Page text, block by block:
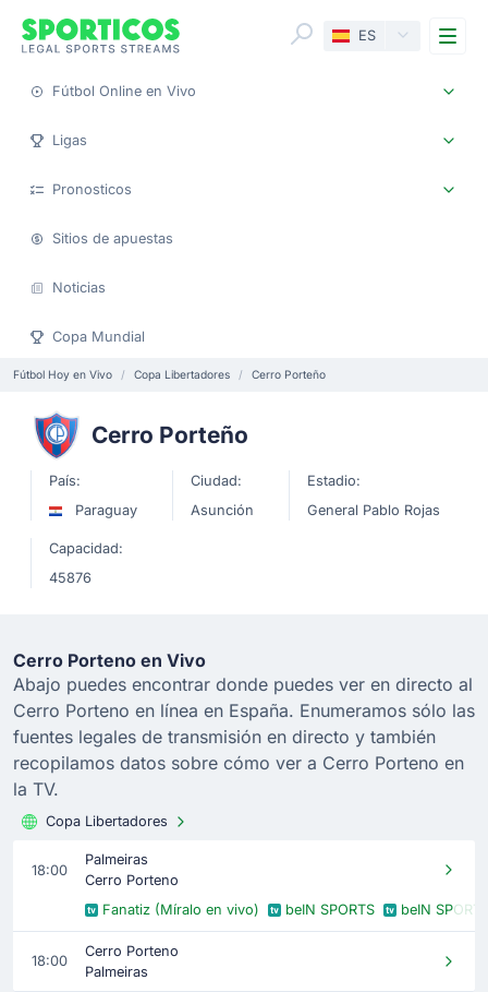
ES
Fútbol Online en Vivo
Ligas
Pronosticos
Sitios de apuestas
Noticias
Copa Mundial
Fútbol Hoy en Vivo Copa Libertadores Cerro Porteño
Cerro Porteño
País:
Paraguay
Ciudad:
Asunción
Estadio:
General Pablo Rojas
Capacidad:
45876
Cerro Porteno en Vivo
Abajo puedes encontrar donde puedes ver en directo al
Cerro Porteno en línea en España. Enumeramos sólo las
fuentes legales de transmisión en directo y también
recopilamos datos sobre cómo ver a Cerro Porteno en
la TV.
Copa Libertadores
18:00
Palmeiras
Cerro Porteno
Fanatiz (Míralo en vivo)
beIN SPORTS beIN
18:00
Cerro Porteno
Palmeiras